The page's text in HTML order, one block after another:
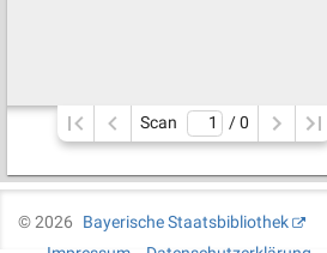
Scan / 0
©2026
Bayerische Staatsbibliothek